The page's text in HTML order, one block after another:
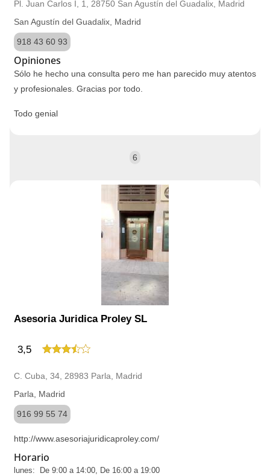
Pl. Juan Carlos I, 1, 28750 San Agustín del Guadalix, Madrid
San Agustín del Guadalix, Madrid
918 43 60 93
Opiniones
Sólo he hecho una consulta pero me han parecido muy atentos
y profesionales. Gracias por todo.
Todo genial
6
Asesoria Juridica Proley SL
3,5
C. Cuba, 34, 28983 Parla, Madrid
Parla, Madrid
916 99 55 74
http://www.asesoriajuridicaproley.com/
Horario
lunes: De 9:00 a 14:00, De 16:00 a 19:00